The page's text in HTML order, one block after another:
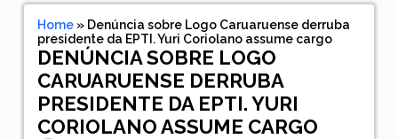
Home» Denúncia sobre Logo Caruaruense derruba
presidente da EPTI. Yuri Coriolano assume cargo
DENÚNCIA SOBRE LOGO
CARUARUENSE DERRUBA
PRESIDENTE DA EPTI. YURI
CORIOLANO ASSUME CARGO